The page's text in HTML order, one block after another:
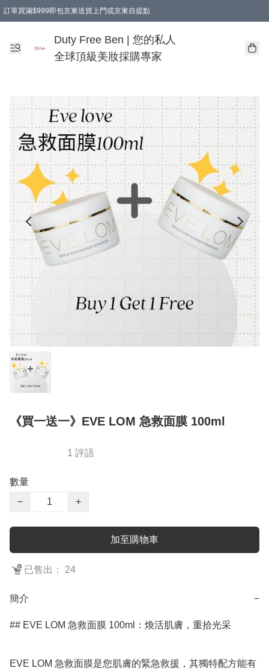
訂單買滿$999即包京東送貨上門或京東自提點
Duty Free Ben | 您的私人
全球頂級美妝採購專家
《買一送一》EVE LOM 急救面膜 100ml
1 評語
數量
−
+
加至購物車
已售出： 24
簡介 −
## EVE LOM 急救面膜 100ml：煥活肌膚，重拾光采
EVE LOM 急救面膜是您肌膚的緊急救援，其獨特配方能有